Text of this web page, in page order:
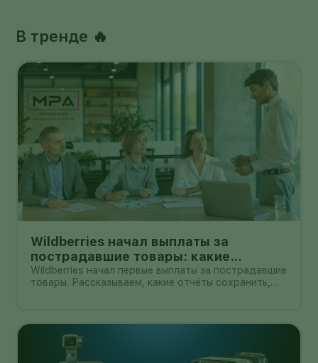
В тренде 🔥
Wildberries начал выплаты за
пострадавшие товары: какие
документы собрать и чем поможет
АПМ
Wildberries начал первые выплаты за пострадавшие
товары. Рассказываем, какие отчёты сохранить,